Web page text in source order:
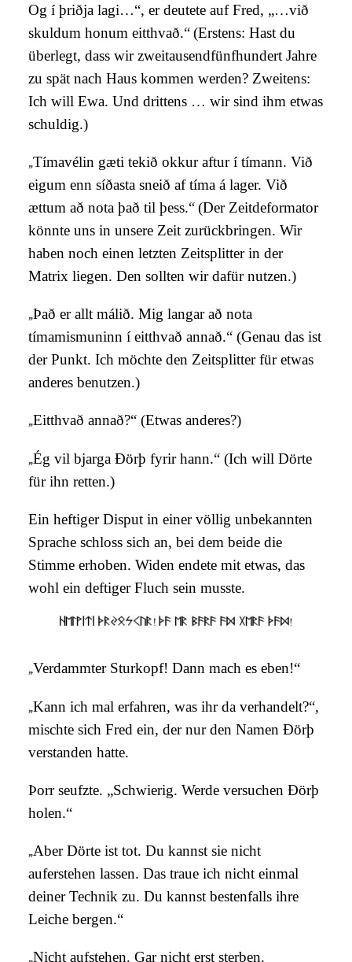
Og í þriðja lagi…“, er deutete auf Fred, „…við
skuldum honum eitthvað.“(Erstens: Hast du
überlegt, dass wir zweitausendfünfhundert Jahre
zu spät nach Haus kommen werden? Zweitens:
Ich will Ewa. Und drittens … wir sind ihm etwas
schuldig.)
„Tímavélin gæti tekið okkur aftur í tímann. Við
eigum enn síðasta sneið af tíma á lager. Við
ættum að nota það til þess.“(Der Zeitdeformator
könnte uns in unsere Zeit zurückbringen. Wir
haben noch einen letzten Zeitsplitter in der
Matrix liegen. Den sollten wir dafür nutzen.)
„Það er allt málið. Mig langar að nota
tímamismuninn í eitthvað annað.“ (Genau das ist
der Punkt. Ich möchte den Zeitsplitter für etwas
anderes benutzen.)
„Eitthvað annað?“ (Etwas anderes?)
„Ég vil bjarga Ðörþ fyrir hann.“ (Ich will Dörte
für ihn retten.)
Ein heftiger Disput in einer völlig unbekannten
Sprache schloss sich an, bei dem beide die
Stimme erhoben. Widen endete mit etwas, das
wohl ein deftiger Fluch sein musste.
„Verdammter Sturkopf! Dann mach es eben!“
„Kann ich mal erfahren, was ihr da verhandelt?“,
mischte sich Fred ein, der nur den Namen Ðörþ
verstanden hatte.
Þorr seufzte. „Schwierig. Werde versuchen Ðörþ
holen.“
„Aber Dörte ist tot. Du kannst sie nicht
auferstehen lassen. Das traue ich nicht einmal
deiner Technik zu. Du kannst bestenfalls ihre
Leiche bergen.“
„Nicht aufstehen. Gar nicht erst sterben.